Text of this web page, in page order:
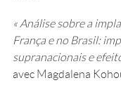
« Análise sobre a
França e no Brasil:
supranacionais e
avec Magdalena